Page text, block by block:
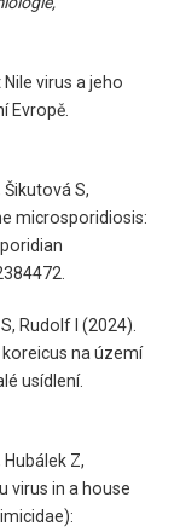
virus a jeho
Evropě.
Šikutová S,
microsporidiosis:
Rudolf I (2024).
na území
usídlení.
Z,
virus in a house